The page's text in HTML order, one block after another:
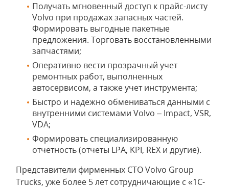
Получать мгновенный доступ к прайс-листу
Volvo при продажах запасных частей.
Формировать выгодные пакетные
предложения. Торговать восстановленными
запчастями;
Оперативно вести прозрачный учет
ремонтных работ, выполненных
автосервисом, а также учет инструмента;
Быстро и надежно обмениваться данными с
внутренними системами Volvo – Impact, VSR,
VDA;
Формировать специализированную
отчетность (отчеты LPA, KPI, REX и другие).
Представители фирменных СТО Volvo Group
Trucks, уже более 5 лет сотрудничающие с «1С-